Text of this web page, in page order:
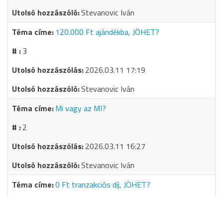
Stevanovic Iván
120.000 Ft ajándékba, JÖHET?
3
2026.03.11 17:19
Stevanovic Iván
Mi vagy az MI?
2
2026.03.11 16:27
Stevanovic Iván
0 Ft tranzakciós díj, JÖHET?